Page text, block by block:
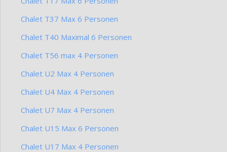
Chalet T37 Max 6 Personen
Chalet T40 Maximal 6 Personen
Chalet T56 max 4 Personen
Chalet U2 Max 4 Personen
Chalet U4 Max 4 Personen
Chalet U7 Max 4 Personen
Chalet U15 Max 6 Personen
Chalet U17 Max 4 Personen